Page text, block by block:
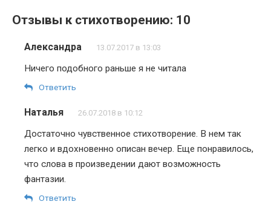
Отзывы к стихотворению: 10
Александра 13.07.2017 в 13:03
Ничего подобного раньше я не читала
Ответить
Наталья 26.07.2018 в 10:12
Достаточно чувственное стихотворение. В нем так
легко и вдохновенно описан вечер. Еще понравилось,
что слова в произведении дают возможность
фантазии.
Ответить